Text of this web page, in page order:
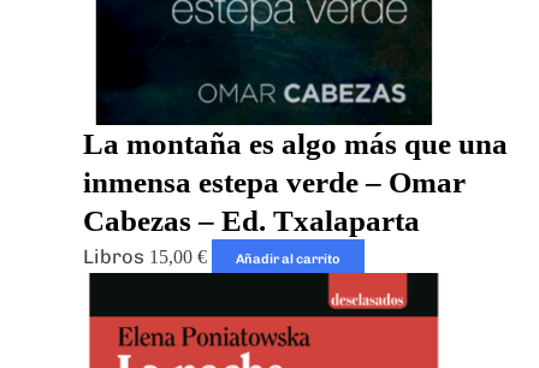
La montaña es algo más que una
inmensa estepa verde – Omar
Cabezas – Ed. Txalaparta
Libros 15,00€ Añadir al carrito